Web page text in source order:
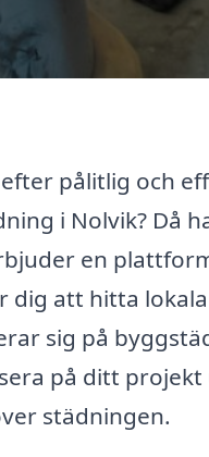
pålitlig och
i Nolvik? Då
en
dig att hitta
sig på
på ditt
städningen.